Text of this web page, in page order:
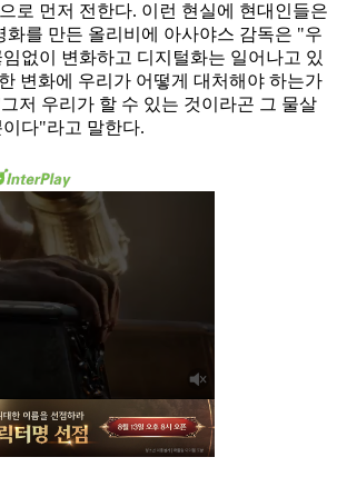
로 먼저 전한다. 이런 현실에 현대인들은
화를 만든 올리비에 아사야스 감독은 "우
없이 변화하고 디지털화는 일어나고 있
변화에 우리가 어떻게 대처해야 하는가
저 우리가 할 수 있는 것이라곤 그 물살
다"라고 말한다.